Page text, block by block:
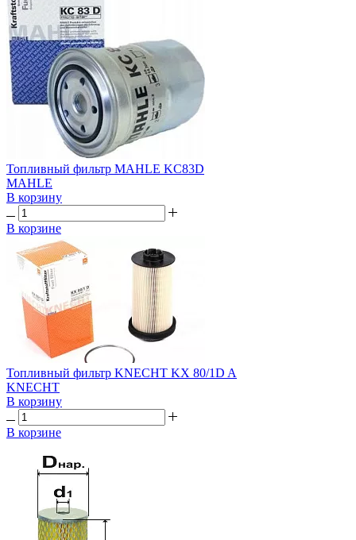
Топливный фильтр MAHLE KC83D
MAHLE
В корзину
В корзине
Топливный фильтр KNECHT KX 80/1D A
KNECHT
В корзину
В корзине